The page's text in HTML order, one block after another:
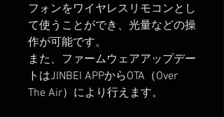
フォンをワイヤレスリモコンとし
て使うことができ、光量などの操
作が可能です。
また、ファームウェアアップデー
トはJINBEI APPからOTA（Over
The Air）により行えます。